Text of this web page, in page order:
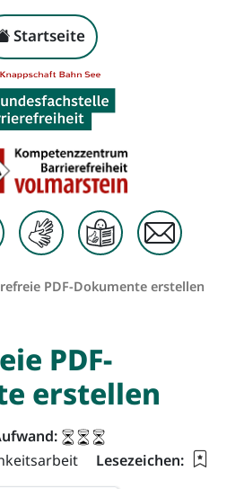
Zum Inhalt springen
PDF-
Startseite
dieser Seite:
PDF-Dokumente erstellen
PDF-
erstellen
Lesezeichen: